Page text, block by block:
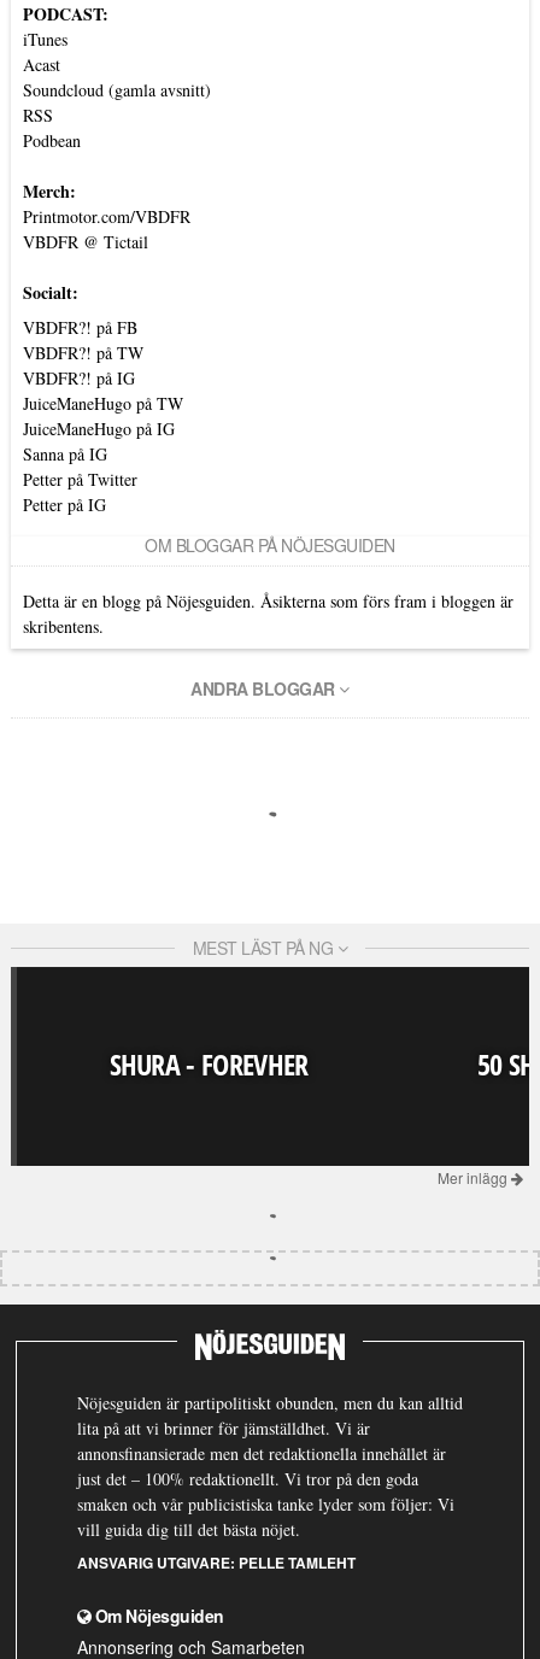
PODCAST:
iTunes
Acast
Soundcloud (gamla avsnitt)
RSS
Podbean
Merch:
Printmotor.com/VBDFR
VBDFR @ Tictail
Socialt:
VBDFR?! på FB
VBDFR?! på TW
VBDFR?! på IG
JuiceManeHugo på TW
JuiceManeHugo på IG
Sanna på IG
Petter på Twitter
Petter på IG
OM BLOGGAR PÅ NÖJESGUIDEN
Detta är en blogg på Nöjesguiden. Åsikterna som förs fram i bloggen är
skribentens.
ANDRA BLOGGAR
MEST LÄST PÅ NG
SHURA - FOREVHER 50
Mer inlägg
Nöjesguiden är partipolitiskt obunden, men du kan alltid
lita på att vi brinner för jämställdhet. Vi är
annonsfinansierade men det redaktionella innehållet är
just det – 100% redaktionellt. Vi tror på den goda
smaken och vår publicistiska tanke lyder som följer: Vi
vill guida dig till det bästa nöjet.
ANSVARIG UTGIVARE: PELLE TAMLEHT
Om Nöjesguiden
Annonsering och Samarbeten